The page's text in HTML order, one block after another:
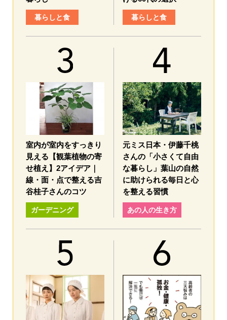
暮らしと食 暮らしと食
室内が室内をすっきり
見える【観葉植物の寄
せ植え】2アイデア｜
線・面・点で整える吉
谷桂子さんのコツ
ガーデニング
元ミス日本・伊藤千桃
さんの「小さくて自由
な暮らし」葉山の自然
に助けられる毎日と心
を整える習慣
あの人の生き方